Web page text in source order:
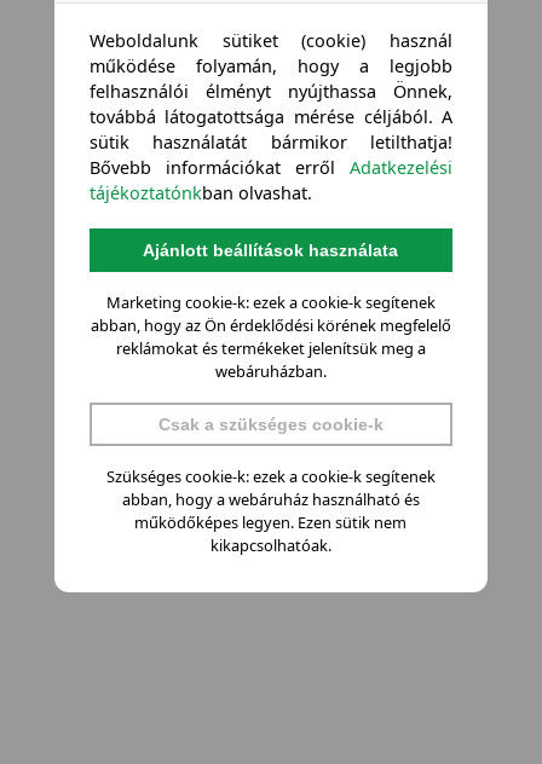
Weboldalunk sütiket (cookie) használ
működése folyamán, hogy a legjobb
felhasználói élményt nyújthassa Önnek,
továbbá látogatottsága mérése céljából. A
sütik használatát bármikor letilthatja!
Bővebb információkat errőlAdatkezelési
tájékoztatónkban olvashat.
Ajánlott beállítások használata
Marketing cookie-k: ezek a cookie-k segítenek
abban, hogy az Ön érdeklődési körének megfelelő
reklámokat és termékeket jelenítsük meg a
webáruházban.
Csak a szükséges cookie-k
Szükséges cookie-k: ezek a cookie-k segítenek
abban, hogy a webáruház használható és
működőképes legyen. Ezen sütik nem
kikapcsolhatóak.